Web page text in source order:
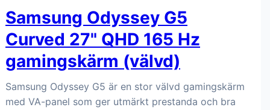
Samsung Odyssey G5
Curved 27" QHD 165 Hz
gamingskärm (välvd)
Samsung Odyssey G5 är en stor välvd gamingskärm
med VA-panel som ger utmärkt prestanda och bra